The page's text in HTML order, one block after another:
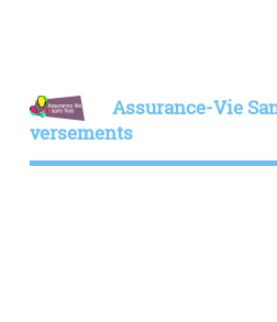
Assurance-Vie
versements